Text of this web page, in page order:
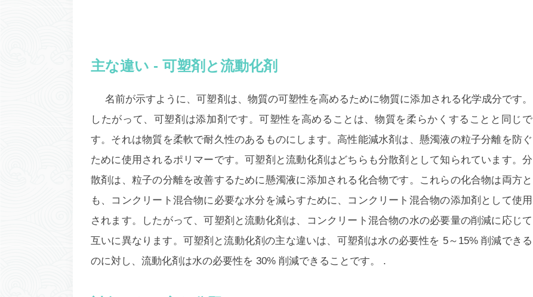
主な違い - 可塑剤と流動化剤
名前が示すように、可塑剤は、物質の可塑性を高めるために物質に添加される化学成分です。
したがって、可塑剤は添加剤です。可塑性を高めることは、物質を柔らかくすることと同じで
す。それは物質を柔軟で耐久性のあるものにします。高性能減水剤は、懸濁液の粒子分離を防ぐ
ために使用されるポリマーです。可塑剤と流動化剤はどちらも分散剤として知られています。分
散剤は、粒子の分離を改善するために懸濁液に添加される化合物です。これらの化合物は両方と
も、コンクリート混合物に必要な水分を減らすために、コンクリート混合物の添加剤として使用
されます。したがって、可塑剤と流動化剤は、コンクリート混合物の水の必要量の削減に応じて
互いに異なります。可塑剤と流動化剤の主な違いは、 可塑剤は水の必要性を 5～15% 削減できる
のに対し、流動化剤は水の必要性を 30% 削減できる ことです。 .